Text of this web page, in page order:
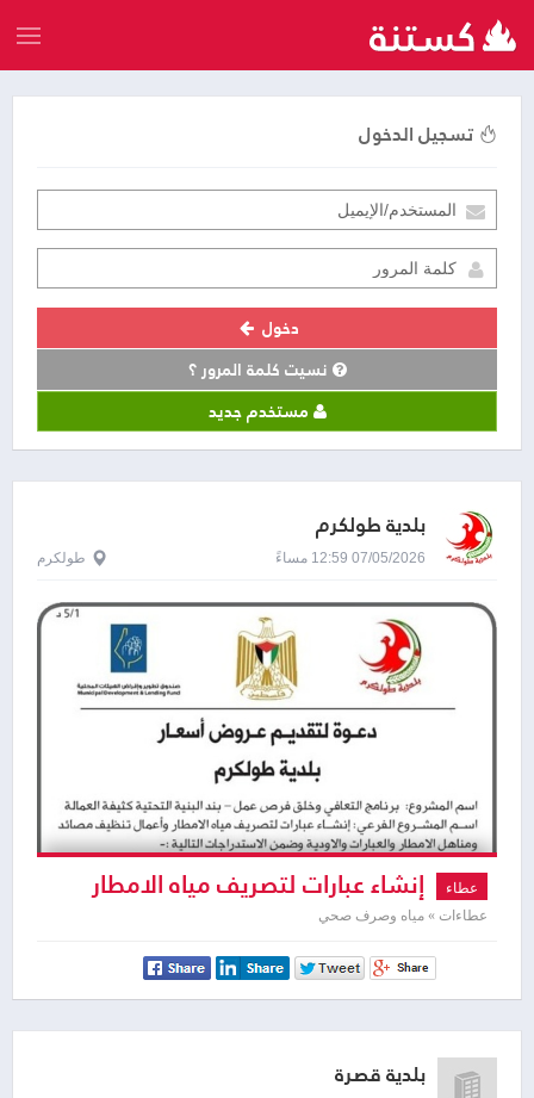
تسجيل الدخول
دخول
نسيت كلمة المرور ؟
مستخدم جديد
بلدية طولكرم
07/05/2026 12:59 مساءً طولكرم
عطاء إنشاء عبارات لتصريف مياه الامطار
وأعمال تنظيف
عطاءات » مياه وصرف صحي
بلدية قصرة